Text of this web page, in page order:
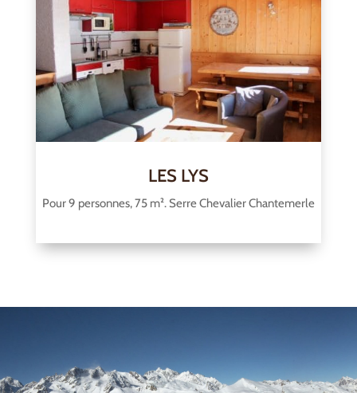
LES LYS
Pour 9 personnes, 75 m². Serre Chevalier Chantemerle